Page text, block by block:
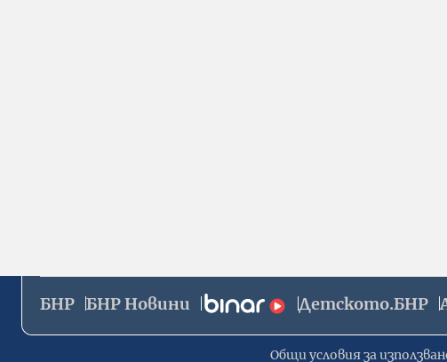
БНР БНР Новини Детското.БНР
Общи условия за